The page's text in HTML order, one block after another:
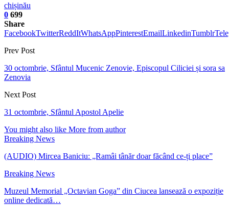
chișinău
0 699
Share
FacebookTwitterReddItWhatsAppPinterestEmailLinkedinTumblr
Prev Post
30 octombrie, Sfântul Mucenic Zenovie, Episcopul Ciliciei și sora sa
Zenovia
Next Post
31 octombrie, Sfântul Apostol Apelie
You might also like More from author
Breaking News
(AUDIO) Mircea Baniciu: „Ramâi tânăr doar făcând ce-ți place”
Breaking News
Muzeul Memorial „Octavian Goga” din Ciucea lansează o expoziție
online dedicată…